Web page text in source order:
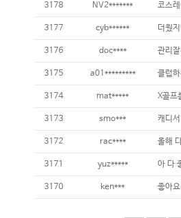
3178 NV2*******
3177 cyb******
3176 doc**** 관리
3175 a01*********
3174 mat*****
3173 smo***
3172 rac****
3171 yuz*****
3170 ken***